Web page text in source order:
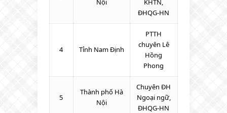
Nội
KHTN,
ĐHQG-HN
4 Tỉnh Nam Định
PTTH
chuyên Lê
Hồng
Phong
5
Thành phố Hà
Nội
Chuyên ĐH
Ngoại ngữ,
ĐHQG-HN